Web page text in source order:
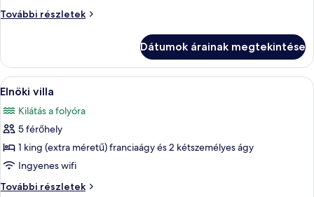
king
franciaágy
(Verandah)
További részletek
Szoba,
méretű)
franciaágy
(Verandah)
részletei
Dátumok árainak megtekintése
A
következő
szoba
összes
képének
megtekintése:
Elnöki
Egy modern nappali, nagy ablakkal,
7
Elnöki villa
Kilátás a folyóra
5 férőhely
1 king (extra méretű) franciaágy és 2 kétszemélyes ágy
Ingyenes wifi
További részletek
Elnöki